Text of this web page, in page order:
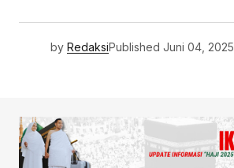
by RedaksiPublished Juni 04, 2025